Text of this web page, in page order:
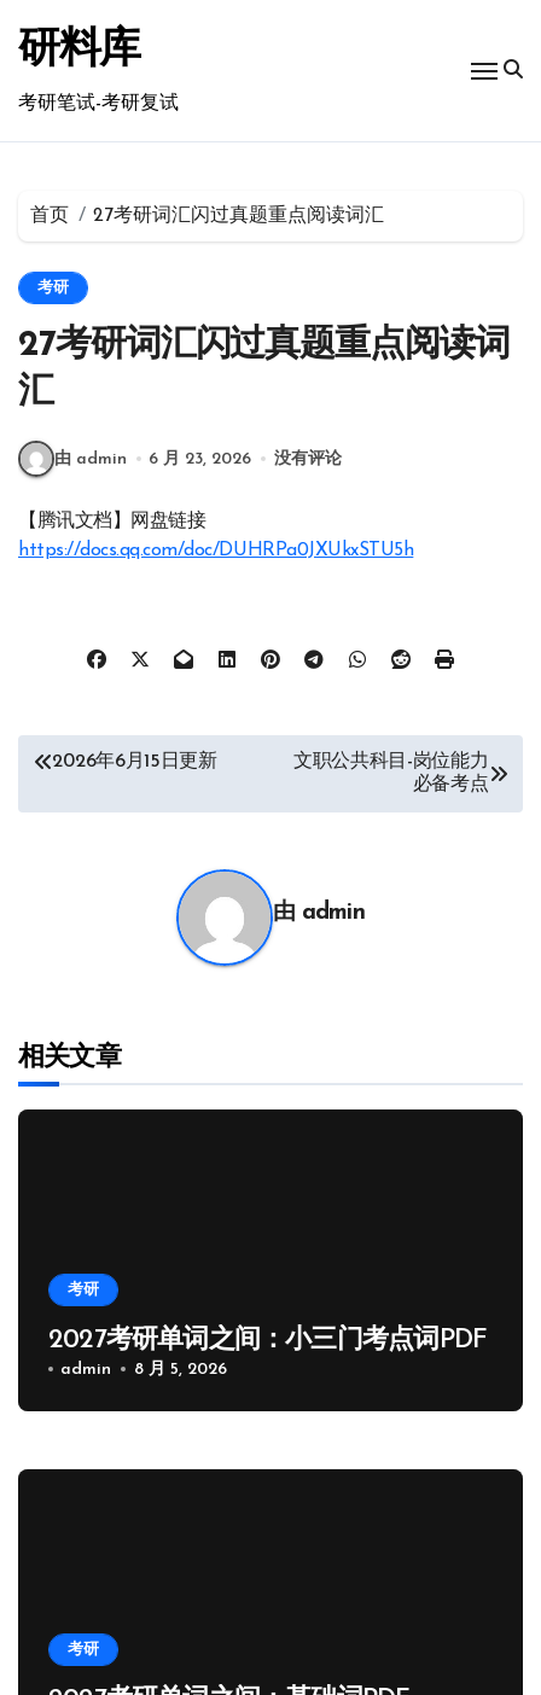
研料库
考研笔试-考研复试
首页 27考研词汇闪过真题重点阅读词汇
考研
27考研词汇闪过真题重点阅读词
汇
由 admin 6 月 23, 2026 没有评论
【腾讯文档】网盘链接
https://docs.qq.com/doc/DUHRPa0JXUkxSTU5h
文 2026年6月15日更新
文职公共科目-岗位能力
必备考点
由 admin
相关文章
考研
2027考研单词之间：小三门考点词PDF
admin 8 月 5, 2026
考研